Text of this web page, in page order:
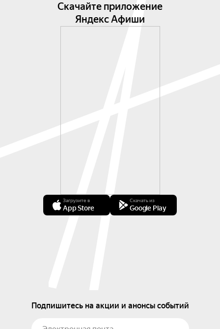
Скачайте приложение
Яндекс Афиши
Загрузите в
App Store
Скачать из
Google Play
Подпишитесь на акции и анонсы событий